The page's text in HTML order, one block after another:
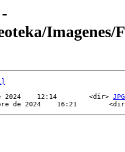
Imagenes/
2024    12:14        <dir> JPG
de 2024    16:21